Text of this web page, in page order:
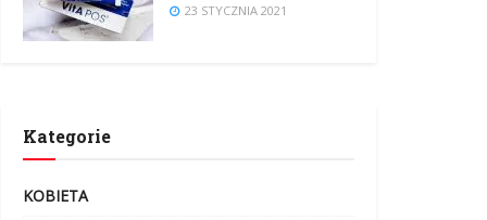
23 STYCZNIA 2021
Kategorie
KOBIETA